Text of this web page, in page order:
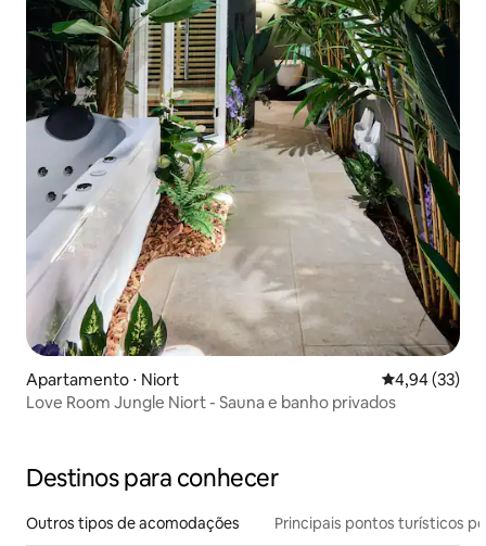
Apartamento ⋅ Niort 4,94 de uma
4,94 (33)
Love Room Jungle Niort - Sauna e banho privados
Destinos para conhecer
Outros tipos de acomodações Principais pontos turísticos